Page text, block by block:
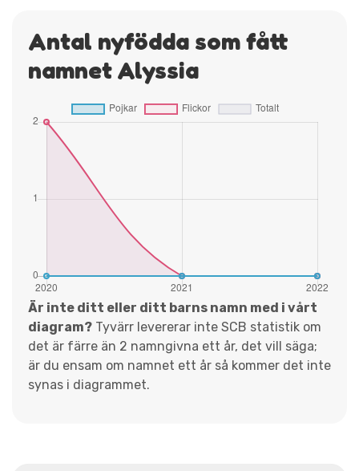
Antal nyfödda som fått
namnet Alyssia
Är inte ditt eller ditt barns namn med i vårt
diagram? Tyvärr levererar inte SCB statistik om
det är färre än 2 namngivna ett år, det vill säga;
är du ensam om namnet ett år så kommer det inte
synas i diagrammet.